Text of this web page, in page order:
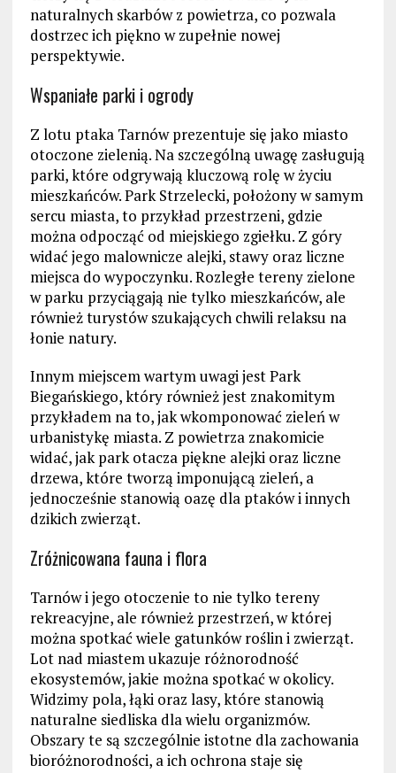
naturalnych skarbów z powietrza, co pozwala
dostrzec ich piękno w zupełnie nowej
perspektywie.
Wspaniałe parki i ogrody
Z lotu ptaka Tarnów prezentuje się jako miasto
otoczone zielenią. Na szczególną uwagę zasługują
parki, które odgrywają kluczową rolę w życiu
mieszkańców. Park Strzelecki, położony w samym
sercu miasta, to przykład przestrzeni, gdzie
można odpocząć od miejskiego zgiełku. Z góry
widać jego malownicze alejki, stawy oraz liczne
miejsca do wypoczynku. Rozległe tereny zielone
w parku przyciągają nie tylko mieszkańców, ale
również turystów szukających chwili relaksu na
łonie natury.
Innym miejscem wartym uwagi jest Park
Biegańskiego, który również jest znakomitym
przykładem na to, jak wkomponować zieleń w
urbanistykę miasta. Z powietrza znakomicie
widać, jak park otacza piękne alejki oraz liczne
drzewa, które tworzą imponującą zieleń, a
jednocześnie stanowią oazę dla ptaków i innych
dzikich zwierząt.
Zróżnicowana fauna i flora
Tarnów i jego otoczenie to nie tylko tereny
rekreacyjne, ale również przestrzeń, w której
można spotkać wiele gatunków roślin i zwierząt.
Lot nad miastem ukazuje różnorodność
ekosystemów, jakie można spotkać w okolicy.
Widzimy pola, łąki oraz lasy, które stanowią
naturalne siedliska dla wielu organizmów.
Obszary te są szczególnie istotne dla zachowania
bioróżnorodności, a ich ochrona staje się